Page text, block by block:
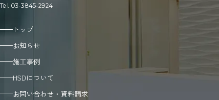
Tel. 03-3845-2924
トップ
お知らせ
施工事例
HSDについて
お問い合わせ・資料請求